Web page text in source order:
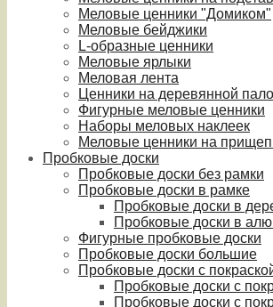
Меловые ценники "Домиком"
Меловые бейджики
L-образные ценники
Меловые ярлыки
Меловая лента
Ценники на деревянной
Фигурные меловые ценники
Наборы меловых наклеек
Меловые ценники на
Пробковые доски
Пробковые доски без рамки
Пробковые доски в рамке
Пробковые доски в
Пробковые доски в
Фигурные пробковые доски
Пробковые доски большие
Пробковые доски с
Пробковые доски с
Пробковые доски с